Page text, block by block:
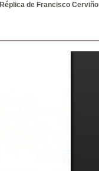
Réplica de Francisco Cerviño